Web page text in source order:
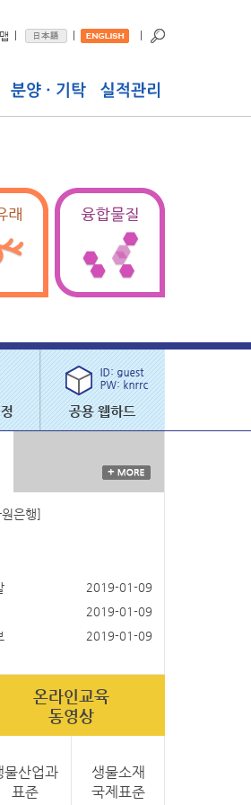
은행]
2019-01-09
2019-01-09
2019-01-09
온라인교육
동영상
물산업과
표준
생물소재
국제표준